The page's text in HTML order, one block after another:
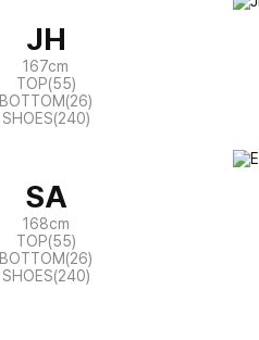
JH
167cm
TOP(55)
BOTTOM(26)
SHOES(240)
SA
168cm
TOP(55)
BOTTOM(26)
SHOES(240)